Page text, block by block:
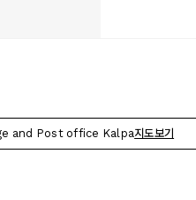
and Post office Kalpa지도보기